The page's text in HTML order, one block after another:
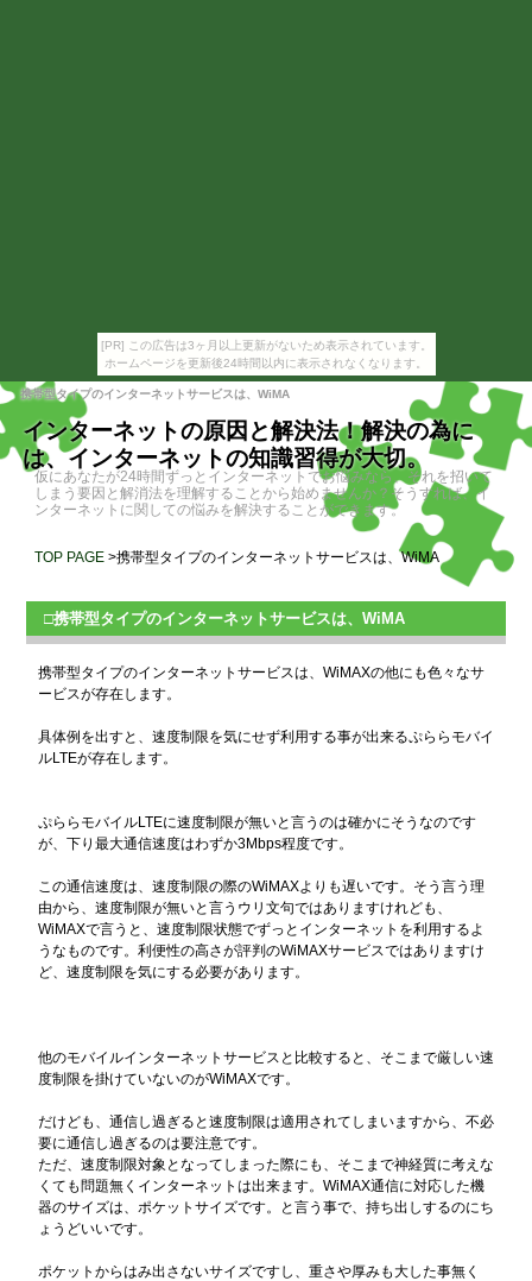
[PR] この広告は3ヶ月以上更新がないため表示されています。
ホームページを更新後24時間以内に表示されなくなります。
携帯型タイプのインターネットサービスは、WiMA
インターネットの原因と解決法！解決の為に
は、インターネットの知識習得が大切。
仮にあなたが24時間ずっとインターネットでお悩みなら、それを招いて
しまう要因と解消法を理解することから始めませんか？そうすれば、イ
ンターネットに関しての悩みを解決することができます。
TOP PAGE>携帯型タイプのインターネットサービスは、WiMA
□携帯型タイプのインターネットサービスは、WiMA
携帯型タイプのインターネットサービスは、WiMAXの他にも色々なサ
ービスが存在します。
具体例を出すと、速度制限を気にせず利用する事が出来るぷららモバイ
ルLTEが存在します。
ぷららモバイルLTEに速度制限が無いと言うのは確かにそうなのです
が、下り最大通信速度はわずか3Mbps程度です。
この通信速度は、速度制限の際のWiMAXよりも遅いです。そう言う理
由から、速度制限が無いと言うウリ文句ではありますけれども、
WiMAXで言うと、速度制限状態でずっとインターネットを利用するよ
うなものです。利便性の高さが評判のWiMAXサービスではありますけ
ど、速度制限を気にする必要があります。
他のモバイルインターネットサービスと比較すると、そこまで厳しい速
度制限を掛けていないのがWiMAXです。
だけども、通信し過ぎると速度制限は適用されてしまいますから、不必
要に通信し過ぎるのは要注意です。
ただ、速度制限対象となってしまった際にも、そこまで神経質に考えな
くても問題無くインターネットは出来ます。WiMAX通信に対応した機
器のサイズは、ポケットサイズです。と言う事で、持ち出しするのにち
ょうどいいです。
ポケットからはみ出さないサイズですし、重さや厚みも大した事無く